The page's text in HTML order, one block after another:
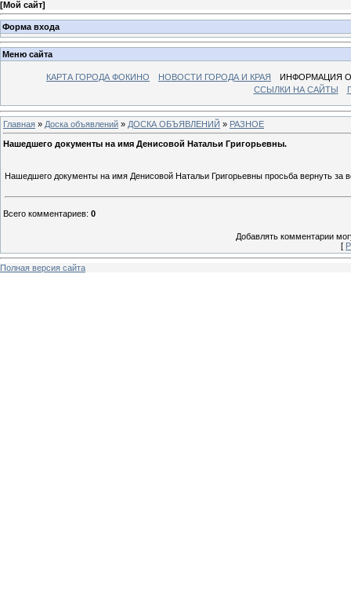
[Мой сайт]
Форма входа
Меню сайта
КАРТА ГОРОДА ФОКИНО НОВОСТИ ГОРОДА И КРАЯ
ИНФОРМАЦИЯ
ССЫЛКИ НА САЙТЫ
Главная » Доска объявлений » ДОСКА ОБЪЯВЛЕНИЙ » РАЗНОЕ
Нашедшего документы на имя Денисовой Натальи Григорьевны.
Нашедшего документы на имя Денисовой Натальи Григорьевны просьба вернуть за
Всего комментариев: 0
Добавлять комментарии
[
Полная версия сайта